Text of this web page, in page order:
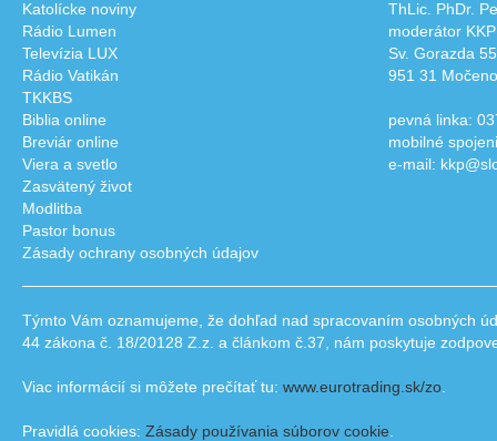
Katolícke noviny
Rádio Lumen
Televízia LUX
Rádio Vatikán
TKKBS
Biblia online
Breviár online
Viera a svetlo
Zasvätený život
Modlitba
Pastor bonus
Zásady ochrany osobných údajov
ThLic. PhDr.
moderátor KKP
Sv. Gorazda
951 31
pevná linka:
mobilné
e-mail:
Týmto Vám oznamujeme, že dohľad nad spracovaním osobných
44 zákona č. 18/20128 Z.z. a článkom č.37, nám poskytuje
Viac informácií si môžete prečítať tu: www.eurotrading.sk/zo
Pravidlá cookies: Zásady používania súborov cookie